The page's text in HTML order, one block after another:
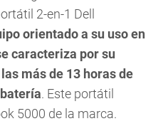
2-en-1 Dell
orientado a su uso en
caracteriza por su
más de 13 horas de
. Este portátil
5000 de la marca.